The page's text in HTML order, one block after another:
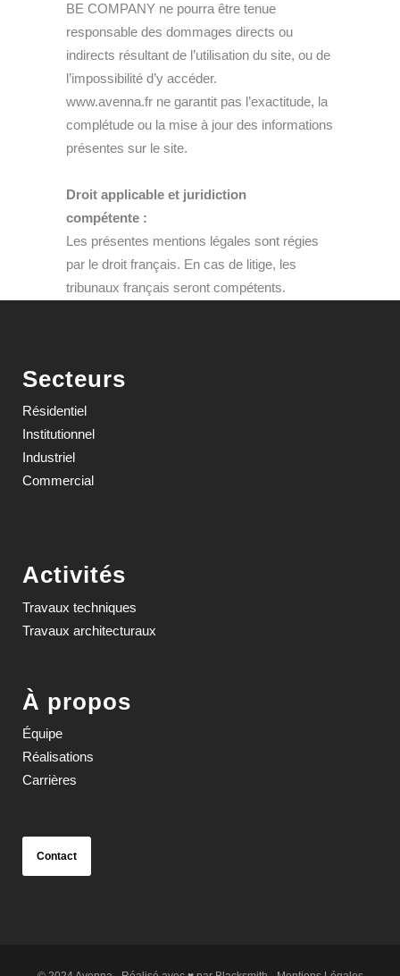
BE COMPANY ne pourra être tenue
responsable des dommages directs ou
indirects résultant de l’utilisation du site, ou de
l’impossibilité d’y accéder.
www.avenna.fr ne garantit pas l’exactitude, la
complétude ou la mise à jour des informations
présentes sur le site.
Droit applicable et juridiction
compétente :
Les présentes mentions légales sont régies
par le droit français. En cas de litige, les
tribunaux français seront compétents.
Secteurs
Résidentiel
Institutionnel
Industriel
Commercial
Activités
Travaux techniques
Travaux architecturaux
À propos
Équipe
Réalisations
Carrières
Contact